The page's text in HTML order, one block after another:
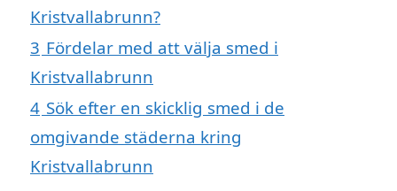
Kristvallabrunn?
3 Fördelar med att välja smed i
Kristvallabrunn
4 Sök efter en skicklig smed i de
omgivande städerna kring
Kristvallabrunn